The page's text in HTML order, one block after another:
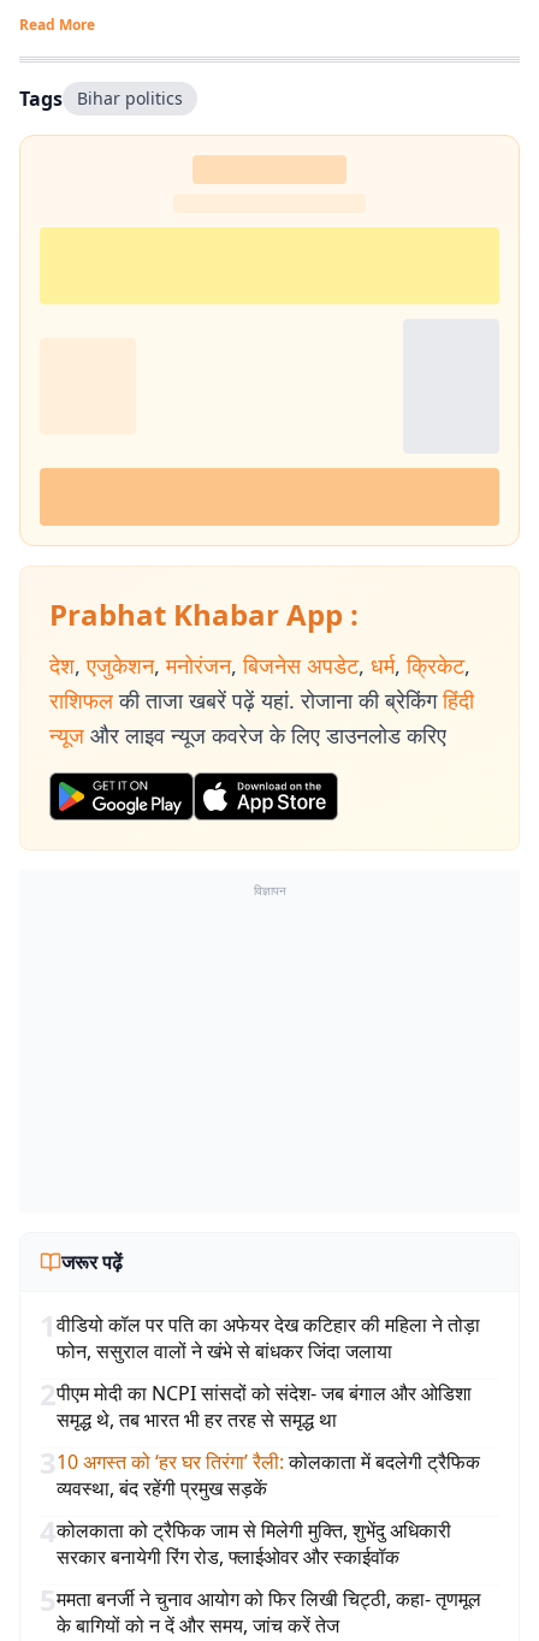
Read More
Tags Bihar politics
Prabhat Khabar App :
देश, एजुकेशन, मनोरंजन, बिजनेस अपडेट, धर्म, क्रिकेट,
राशिफल की ताजा खबरें पढ़ें यहां. रोजाना की ब्रेकिंग हिंदी
न्यूज और लाइव न्यूज कवरेज के लिए डाउनलोड करिए
विज्ञापन
जरूर पढ़ें
1वीडियो कॉल पर पति का अफेयर देख कटिहार की महिला ने तोड़ा
फोन, ससुराल वालों ने खंभे से बांधकर जिंदा जलाया
2पीएम मोदी का NCPI सांसदों को संदेश- जब बंगाल और ओडिशा
समृद्ध थे, तब भारत भी हर तरह से समृद्ध था
310 अगस्त को ‘हर घर तिरंगा’ रैली: कोलकाता में बदलेगी ट्रैफिक
व्यवस्था, बंद रहेंगी प्रमुख सड़कें
4कोलकाता को ट्रैफिक जाम से मिलेगी मुक्ति, शुभेंदु अधिकारी
सरकार बनायेगी रिंग रोड, फ्लाईओवर और स्काईवॉक
5ममता बनर्जी ने चुनाव आयोग को फिर लिखी चिट्ठी, कहा- तृणमूल
के बागियों को न दें और समय, जांच करें तेज